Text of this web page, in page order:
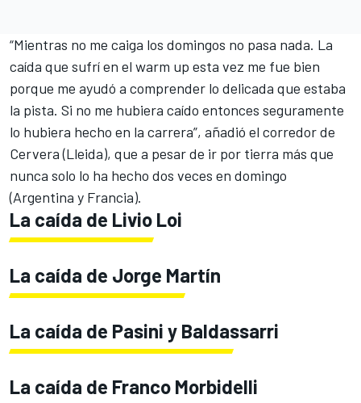
“Mientras no me caiga los domingos no pasa nada. La
caída que sufrí en el warm up esta vez me fue bien
porque me ayudó a comprender lo delicada que estaba
la pista. Si no me hubiera caído entonces seguramente
lo hubiera hecho en la carrera”, añadió el corredor de
Cervera (Lleida), que a pesar de ir por tierra más que
nunca solo lo ha hecho dos veces en domingo
(Argentina y Francia).
La caída de Livio Loi
La caída de Jorge Martín
La caída de Pasini y Baldassarri
La caída de Franco Morbidelli